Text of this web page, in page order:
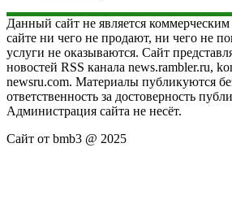
Данный сайт не является
сайте ни чего не продают, ни чего не
услуги не оказываются. Сайт
новостей RSS канала news.rambler.ru,
newsru.com. Материалы публикуются
ответственность за достоверность
Администрация сайта не несёт.
Сайт от bmb3 @ 2025